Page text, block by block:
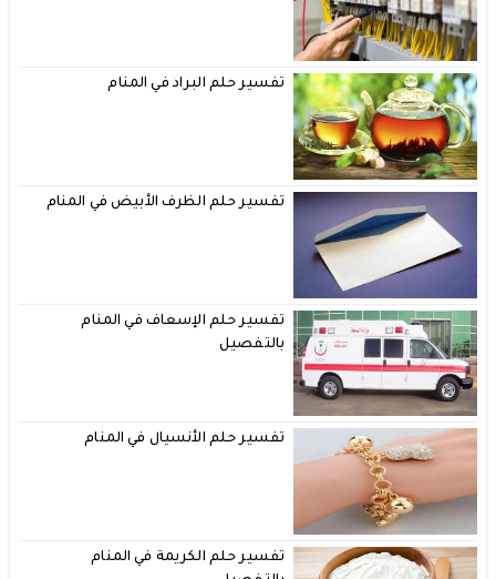
تفسير حلم البراد في المنام
تفسير حلم الظرف الأبيض في المنام
تفسير حلم الإسعاف في المنام
بالتفصيل
تفسير حلم الأنسيال في المنام
تفسير حلم الكريمة في المنام